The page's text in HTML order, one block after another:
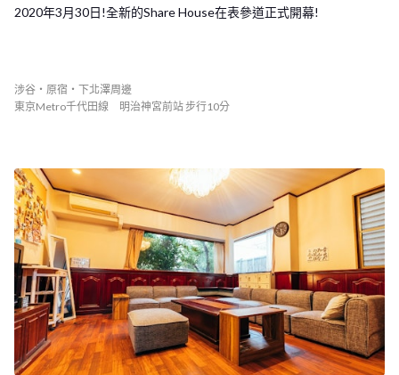
2020年3月30日!全新的Share House在表參道正式開幕!
涉谷・原宿・下北澤周邊
東京Metro千代田線 明治神宮前站 步行10分